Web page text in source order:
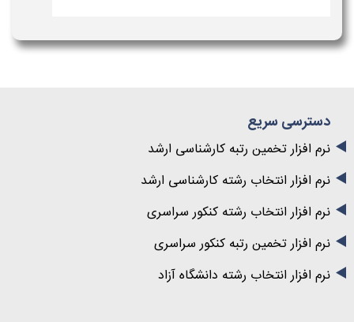
دسترسی سریع
نرم افزار تخمین رتبه کارشناسی ارشد
نرم افزار انتخاب رشته کارشناسی ارشد
نرم افزار انتخاب رشته کنکور سراسری
نرم افزار تخمین رتبه کنکور سراسری
نرم افزار انتخاب رشته دانشگاه آزاد